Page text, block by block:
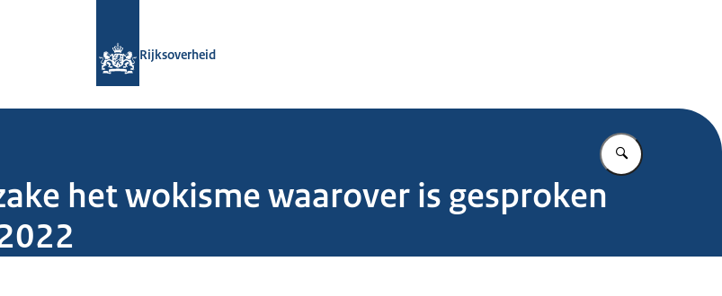
Rijksoverheid
Vul in wat u
het wokisme waarover is gesproken